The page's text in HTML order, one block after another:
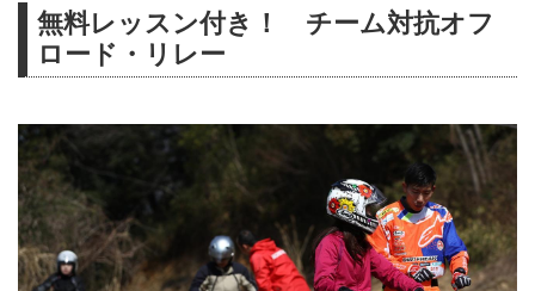
無料レッスン付き！ チーム対抗オフ
ロード・リレー